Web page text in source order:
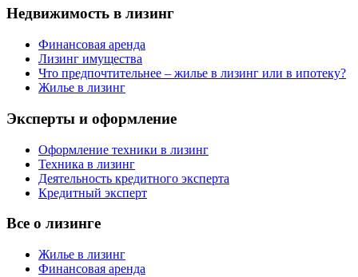
Недвижимость в лизинг
Финансовая аренда
Лизинг имущества
Что предпочтительнее – жилье в лизинг или в ипотеку?
Жилье в лизинг
Эксперты и оформление
Оформление техники в лизинг
Техника в лизинг
Деятельность кредитного эксперта
Кредитный эксперт
Все о лизинге
Жилье в лизинг
Финансовая аренда